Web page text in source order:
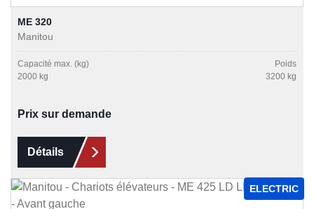
ME 320
Manitou
Capacité max. (kg)
2000 kg
Poids
3200 kg
Prix sur demande
Détails
ELECTRIC